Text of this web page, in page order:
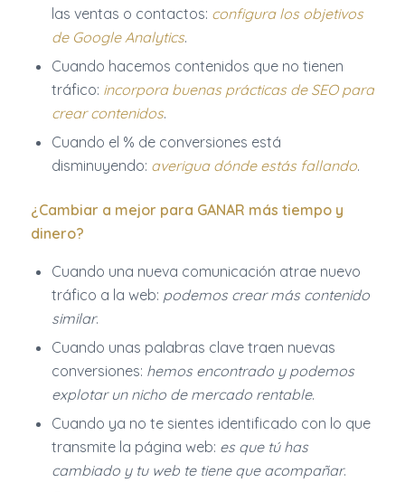
las ventas o contactos: configura los objetivos
de Google Analytics.
Cuando hacemos contenidos que no tienen
tráfico: incorpora buenas prácticas de SEO para
crear contenidos.
Cuando el % de conversiones está
disminuyendo: averigua dónde estás fallando.
¿Cambiar a mejor para GANAR más tiempo y
dinero?
Cuando una nueva comunicación atrae nuevo
tráfico a la web: podemos crear más contenido
similar.
Cuando unas palabras clave traen nuevas
conversiones: hemos encontrado y podemos
explotar un nicho de mercado rentable.
Cuando ya no te sientes identificado con lo que
transmite la página web: es que tú has
cambiado y tu web te tiene que acompañar.